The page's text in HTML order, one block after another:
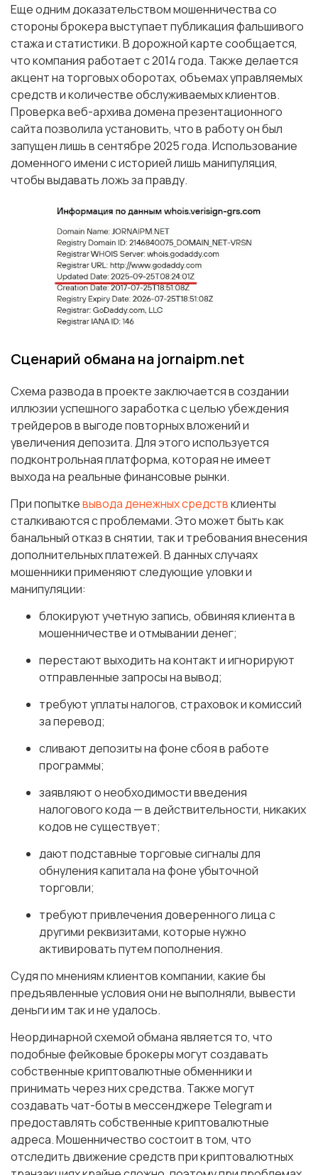
Еще одним доказательством мошенничества со
стороны брокера выступает публикация фальшивого
стажа и статистики. В дорожной карте сообщается,
что компания работает с 2014 года. Также делается
акцент на торговых оборотах, объемах управляемых
средств и количестве обслуживаемых клиентов.
Проверка веб-архива домена презентационного
сайта позволила установить, что в работу он был
запущен лишь в сентябре 2025 года. Использование
доменного имени с историей лишь манипуляция,
чтобы выдавать ложь за правду.
Сценарий обмана на jornaipm.net
Схема развода в проекте заключается в создании
иллюзии успешного заработка с целью убеждения
трейдеров в выгоде повторных вложений и
увеличения депозита. Для этого используется
подконтрольная платформа, которая не имеет
выхода на реальные финансовые рынки.
При попыткевывода денежных средствклиенты
сталкиваются с проблемами. Это может быть как
банальный отказ в снятии, так и требования внесения
дополнительных платежей. В данных случаях
мошенники применяют следующие уловки и
манипуляции:
блокируют учетную запись, обвиняя клиента в
мошенничестве и отмывании денег;
перестают выходить на контакт и игнорируют
отправленные запросы на вывод;
требуют уплаты налогов, страховок и комиссий
за перевод;
сливают депозиты на фоне сбоя в работе
программы;
заявляют о необходимости введения
налогового кода — в действительности, никаких
кодов не существует;
дают подставные торговые сигналы для
обнуления капитала на фоне убыточной
торговли;
требуют привлечения доверенного лица с
другими реквизитами, которые нужно
активировать путем пополнения.
Судя по мнениям клиентов компании, какие бы
предъявленные условия они не выполняли, вывести
деньги им так и не удалось.
Неординарной схемой обмана является то, что
подобные фейковые брокеры могут создавать
собственные криптовалютные обменники и
принимать через них средства. Также могут
создавать чат-боты в мессенджере Telegram и
предоставлять собственные криптовалютные
адреса. Мошенничество состоит в том, что
отследить движение средств при криптовалютных